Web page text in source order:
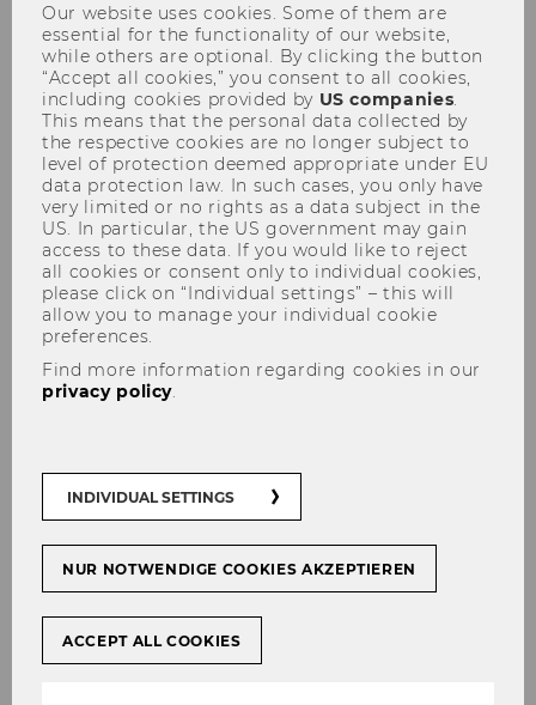
Abschlusspräsentation Kurs V
„Learning by Consulting“
Marketing) mit SteadySteps -
Nachhaltigkeit
SHARE SHARE
Our website uses cookies. Some of them are
essential for the functionality of our website,
while others are optional. By clicking the button
“Accept all cookies,” you consent to all cookies,
including cookies provided by US companies
This means that the personal data collected by
the respective cookies are no longer subject to
level of protection deemed appropriate under EU
data protection law. In such cases, you only have
very limited or no rights as a data subject in the
US. In particular, the US government may gain
access to these data. If you would like to reject
all cookies or consent only to individual cookies,
please click on “Individual settings” – this will
allow you to manage your individual cookie
preferences.
Find more information regarding cookies in our
privacy policy
INDIVIDUAL SETTINGS
NUR NOTWENDIGE COOKIES AKZEPTIEREN
ACCEPT ALL COOKIES